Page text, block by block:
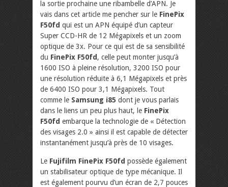
la sortie prochaine une ribambelle d’APN. Je
vais dans cet article me pencher sur le FinePix
F50fd qui est un APN équipé d’un capteur
Super CCD-HR de 12 Mégapixels et un zoom
optique de 3x. Pour ce qui est de sa sensibilité
du FinePix F50fd , celle peut monter jusqu’à
1600 ISO à pleine résolution, 3200 ISO pour
une résolution réduite à 6,1 Mégapixels et près
de 6400 ISO pour 3,1 Mégapixels. Tout
comme le Samsung i85 dont je vous parlais
dans le liens un peu plus haut, le FinePix
F50fd embarque la technologie de « Détection
des visages 2.0 » ainsi il est capable de détecter
instantanément jusqu’à près de 10 visages.
Le Fujifilm FinePix F50fd possède également
un stabilisateur optique de type mécanique. Il
est également pourvu d’un écran de 2,7 pouces